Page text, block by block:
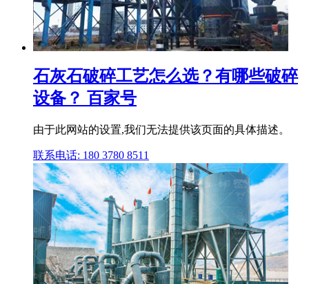
石灰石破碎工艺怎么选？有哪些破碎
设备？ 百家号
由于此网站的设置,我们无法提供该页面的具体描述。
联系电话: 180 3780 8511